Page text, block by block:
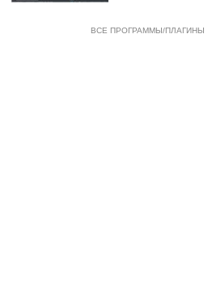
ВСЕ ПРОГРАММЫ/ПЛАГИНЫ